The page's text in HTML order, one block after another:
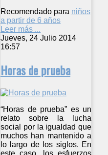
Recomendado para niños
a partir de 6 años
Leer más ...
Jueves, 24 Julio 2014
16:57
Horas de prueba
“Horas de prueba” es un
relato sobre la lucha
social por la igualdad que
muchos han mantenido a
lo largo de los siglos. En